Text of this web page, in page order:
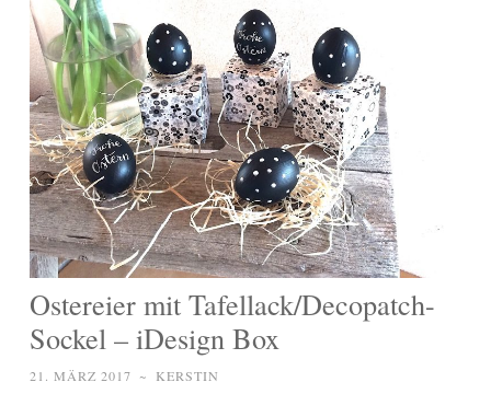
Ostereier mit Tafellack/Decopatch-
Sockel – iDesign Box
21. MÄRZ 2017 ~ KERSTIN